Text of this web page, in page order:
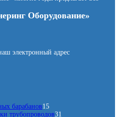
Оборудование»
электронный адрес
барабанов151
5
трубопроводов31